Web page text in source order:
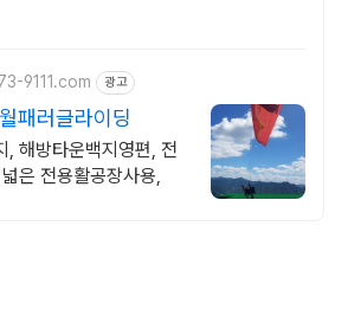
9111.com 광고
패러글라이딩
, 해방타운백지영편, 전
은 전용활공장사용,